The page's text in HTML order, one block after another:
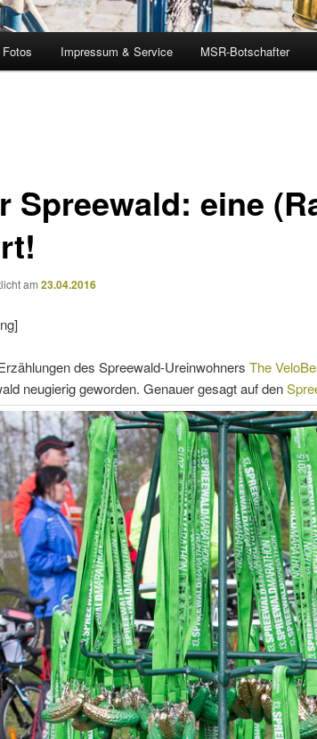
Fotos Impressum & Service MSR-Botschafter
Spreewald: eine
am 23.04.2016
des Spreewald-Ureinwohners The
neugierig geworden. Genauer gesagt auf den